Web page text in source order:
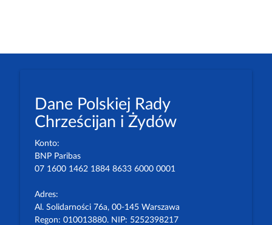
Dane Polskiej Rady
Chrześcijan i Żydów
Konto:
BNP Paribas
07 1600 1462 1884 8633 6000 0001
Adres:
Al. Solidarności 76a, 00-145 Warszawa
Regon: 010013880. NIP: 5252398217